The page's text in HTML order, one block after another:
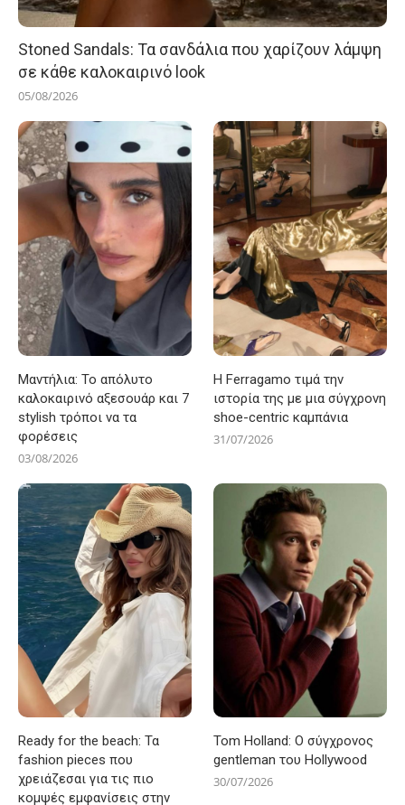
Stoned Sandals: Τα σανδάλια που χαρίζουν λάμψη
σε κάθε καλοκαιρινό look
05/08/2026
Μαντήλια: Το απόλυτο
καλοκαιρινό αξεσουάρ και 7
stylish τρόποι να τα
φορέσεις
03/08/2026
Η Ferragamo τιμά την
ιστορία της με μια σύγχρονη
shoe-centric καμπάνια
31/07/2026
Ready for the beach: Τα
fashion pieces που
χρειάζεσαι για τις πιο
κομψές εμφανίσεις στην
Tom Holland: Ο σύγχρονος
gentleman του Hollywood
30/07/2026